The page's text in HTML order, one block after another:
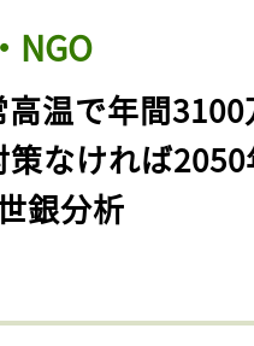
NGO
高温で年間
なければ
銀分析